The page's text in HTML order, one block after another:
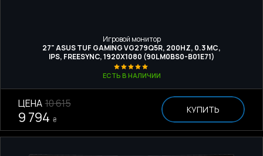
Игровой монитор
27" ASUS TUF GAMING VG279Q5R, 200HZ, 0.3 МС,
IPS, FREESYNC, 1920X1080 (90LM0BS0-B01E71)
ЕСТЬ В НАЛИЧИИ
ЦЕНА 10 615
9 794 ₴
КУПИТЬ